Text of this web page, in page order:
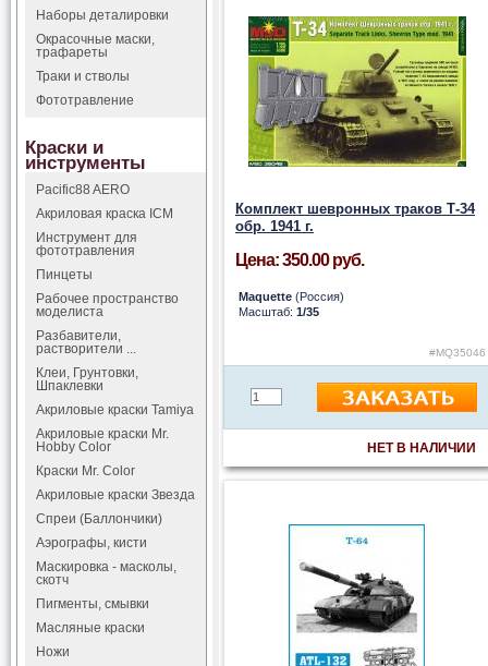
Комплект шевронных траков Т-34
обр. 1941 г.
Цена: 350.00 руб.
Maquette (Россия)
Масштаб: 1/35
#MQ35046
НЕТ В НАЛИЧИИ
Наборы деталировки
Окрасочные маски,
трафареты
Траки и стволы
Фототравление
Краски и
инструменты
Pacific88 AERO
Акриловая краска ICM
Инструмент для
фототравления
Пинцеты
Рабочее пространство
моделиста
Разбавители,
растворители ...
Клеи, Грунтовки,
Шпаклевки
Акриловые краски Tamiya
Акриловые краски Mr.
Hobby Color
Краски Mr. Color
Акриловые краски Звезда
Спреи (Баллончики)
Аэрографы, кисти
Маскировка - масколы,
скотч
Пигменты, смывки
Масляные краски
Ножи